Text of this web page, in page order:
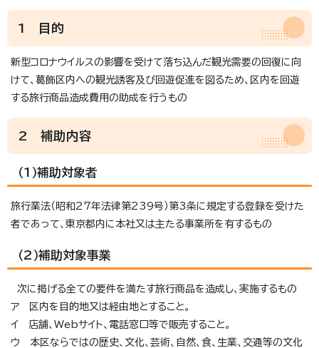
1 目的
新型コロナウイルスの影響を受けて落ち込んだ観光需要の回復に向
けて、葛飾区内への観光誘客及び回遊促進を図るため、区内を回遊
する旅行商品造成費用の助成を行うもの
2 補助内容
（1）補助対象者
旅行業法（昭和27年法律第239号）第3条に規定する登録を受けた
者であって、東京都内に本社又は主たる事業所を有するもの
（2）補助対象事業
次に掲げる全ての要件を満たす旅行商品を造成し、実施するもの
ア 区内を目的地又は経由地とすること。
イ 店舗、Webサイト、電話窓口等で販売すること。
ウ 本区ならではの歴史、文化、芸術、自然、食、生業、交通等の文化